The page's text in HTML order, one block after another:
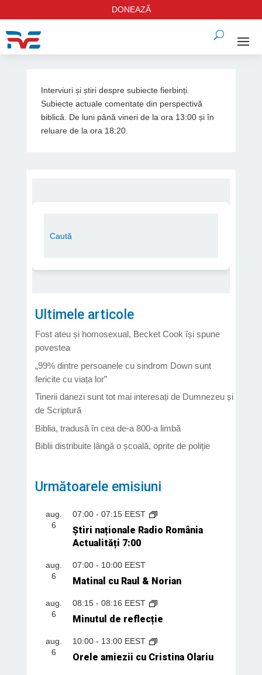
DONEAZĂ
Interviuri și știri despre subiecte fierbinți.
Subiecte actuale comentate din perspectivă
biblică. De luni până vineri de la ora 13:00 și în
reluare de la ora 18:20.
Ultimele articole
Fost ateu și homosexual, Becket Cook își spune
povestea
„99% dintre persoanele cu sindrom Down sunt
fericite cu viața lor”
Tinerii danezi sunt tot mai interesați de Dumnezeu și
de Scriptură
Biblia, tradusă în cea de-a 800-a limbă
Biblii distribuite lângă o școală, oprite de poliție
Următoarele emisiuni
aug.
6
07:00- 07:15 EEST
Știri naționale Radio România
Actualități 7:00
aug.
6
07:00- 10:00 EEST
Matinal cu Raul & Norian
aug.
6
08:15- 08:16 EEST
Minutul de reflecție
aug.
6
10:00- 13:00 EEST
Orele amiezii cu Cristina Olariu